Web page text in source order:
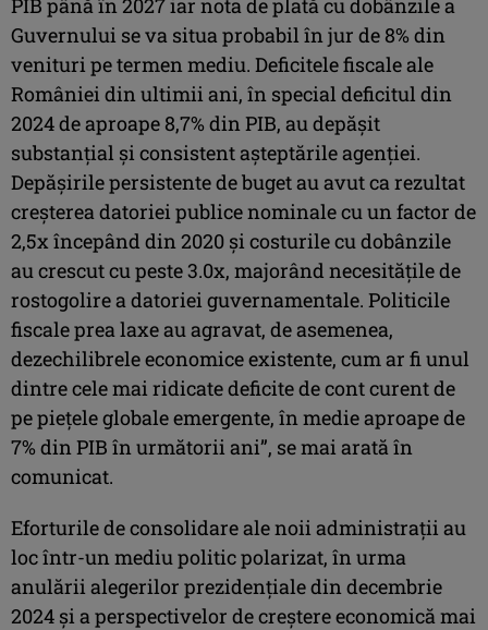
PIB până în 2027 iar nota de plată cu dobânzile a
Guvernului se va situa probabil în jur de 8% din
venituri pe termen mediu. Deficitele fiscale ale
României din ultimii ani, în special deficitul din
2024 de aproape 8,7% din PIB, au depăşit
substanţial şi consistent aşteptările agenţiei.
Depăşirile persistente de buget au avut ca rezultat
creşterea datoriei publice nominale cu un factor de
2,5x începând din 2020 şi costurile cu dobânzile
au crescut cu peste 3.0x, majorând necesităţile de
rostogolire a datoriei guvernamentale. Politicile
fiscale prea laxe au agravat, de asemenea,
dezechilibrele economice existente, cum ar fi unul
dintre cele mai ridicate deficite de cont curent de
pe pieţele globale emergente, în medie aproape de
7% din PIB în următorii ani”, se mai arată în
comunicat.
Eforturile de consolidare ale noii administraţii au
loc într-un mediu politic polarizat, în urma
anulării alegerilor prezidenţiale din decembrie
2024 şi a perspectivelor de creştere economică mai